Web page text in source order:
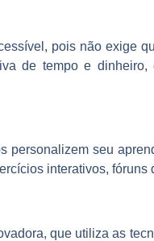
pois não exige
de tempo e
personalizem seu
interativos, fóruns
que utiliza as